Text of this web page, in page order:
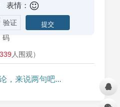
表情：
339人围观）
，来说两句吧...